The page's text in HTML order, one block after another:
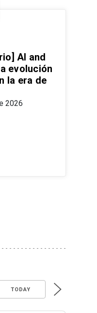
AI and
evolución
la era de
2026
TODAY